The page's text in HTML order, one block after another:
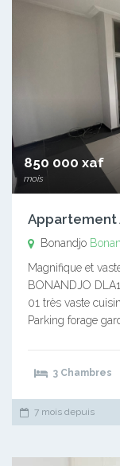
850 000 xaf
mois
Appartement
Bonandjo
Magnifique et
BONANDJO
01 très vaste
Parking forage
3 Chambres
7 mois depuis